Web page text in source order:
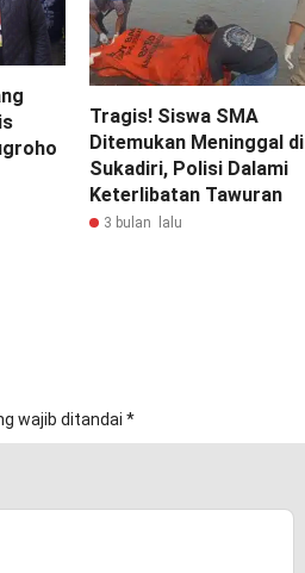
Tragis! Siswa SMA
Ditemukan Meninggal di
Sukadiri, Polisi Dalami
Keterlibatan Tawuran
3 bulan lalu
wajib ditandai *